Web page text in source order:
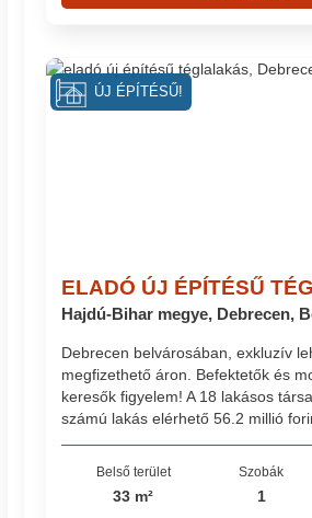
ELADÓ ÚJ ÉPÍTÉSŰ
Hajdú-Bihar megye, Debrecen,
Debrecen belvárosában, exkluzív
megfizethető áron. Befektetők és
keresők figyelem! A 18 lakásos
számú lakás elérhető 56.2 millió
Belső terület
33 m²
Szobák
1
ÚJ ÉPÍTÉSŰ!